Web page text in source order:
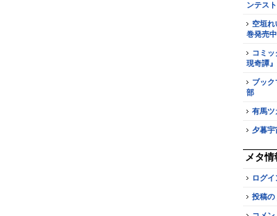
ンテス
空垣
巻発売中
コミ
現奇譚
ブッ
部
有馬ツ
夕暮宇
メタ情
ログイ
投稿の